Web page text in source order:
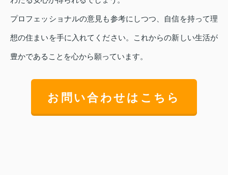
プロフェッショナルの意見も参考にしつつ、自信を持って理
想の住まいを手に入れてください。これからの新しい生活が
豊かであることを心から願っています。
お問い合わせはこちら